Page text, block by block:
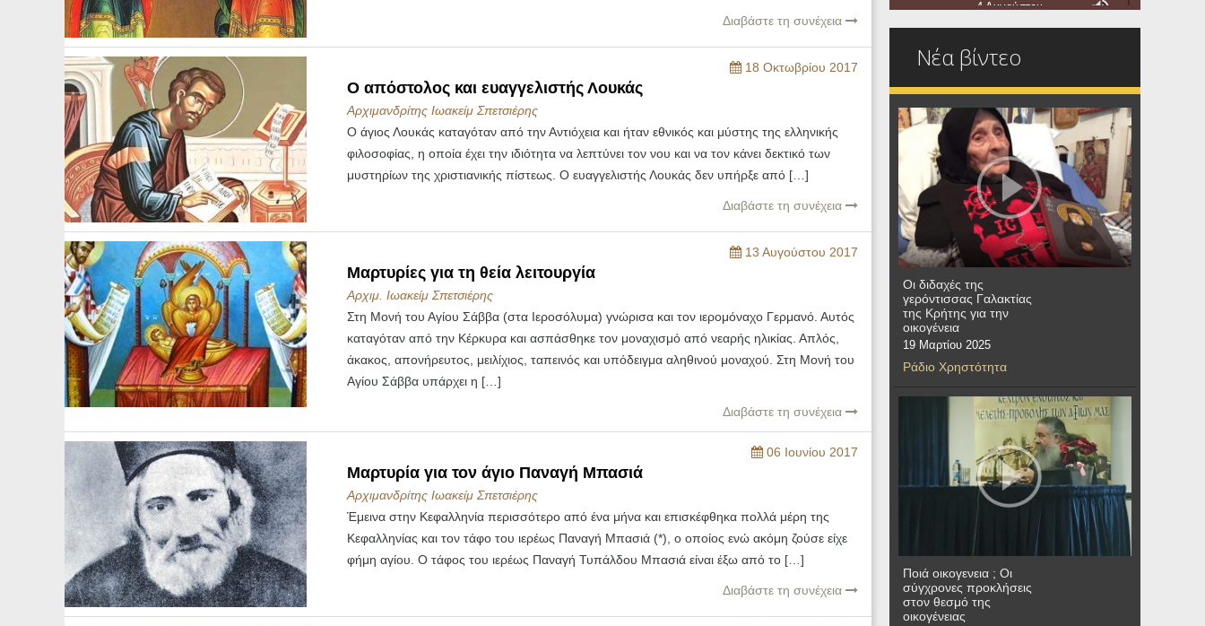
Διαβάστε τη συνέχεια
18 Οκτωβρίου 2017
Ο απόστολος και ευαγγελιστής Λουκάς
Αρχιμανδρίτης Ιωακείμ Σπετσιέρης
Ο άγιος Λουκάς καταγόταν από την Αντιόχεια και ήταν εθνικός και μύστης της ελληνικής
φιλοσοφίας, η οποία έχει την ιδιότητα να λεπτύνει τον νου και να τον κάνει δεκτικό των
μυστηρίων της χριστιανικής πίστεως. Ο ευαγγελιστής Λουκάς δεν υπήρξε από […]
Διαβάστε τη συνέχεια
13 Αυγούστου 2017
Μαρτυρίες για τη θεία λειτουργία
Αρχιμ. Ιωακείμ Σπετσιέρης
Στη Μονή του Αγίου Σάββα (στα Ιεροσόλυμα) γνώρισα και τον ιερομόναχο Γερμανό. Αυτός
καταγόταν από την Κέρκυρα και ασπάσθηκε τον μοναχισμό από νεαρής ηλικίας. Απλός,
άκακος, απονήρευτος, μειλίχιος, ταπεινός και υπόδειγμα αληθινού μοναχού. Στη Μονή του
Αγίου Σάββα υπάρχει η […]
Διαβάστε τη συνέχεια
06 Ιουνίου 2017
Μαρτυρία για τον άγιο Παναγή Μπασιά
Αρχιμανδρίτης Ιωακείμ Σπετσιέρης
Έμεινα στην Κεφαλληνία περισσότερο από ένα μήνα και επισκέφθηκα πολλά μέρη της
Κεφαλληνίας και τον τάφο του ιερέως Παναγή Μπασιά (*), ο οποίος ενώ ακόμη ζούσε είχε
φήμη αγίου. Ο τάφος του ιερέως Παναγή Τυπάλδου Μπασιά είναι έξω από το […]
Διαβάστε τη συνέχεια
4 Αυγούστου
Νέα βίντεο
Οι διδαχές της
γερόντισσας Γαλακτίας
της Κρήτης για την
οικογένεια
19 Μαρτίου 2025
Ράδιο Χρηστότητα
Ποιά οικογενεια ; Οι
σύγχρονες προκλήσεις
στον θεσμό της
οικογένειας